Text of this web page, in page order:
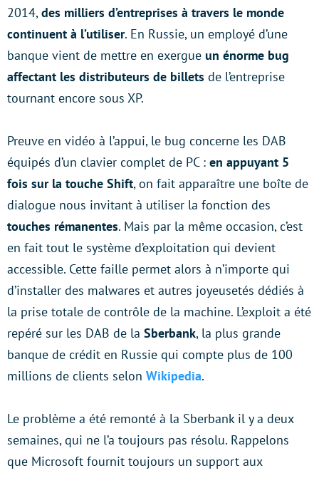
2014, des milliers d’entreprises à travers le monde
continuent à l’utiliser. En Russie, un employé d’une
banque vient de mettre en exergue un énorme bug
affectant les distributeurs de billets de l’entreprise
tournant encore sous XP.
Preuve en vidéo à l’appui, le bug concerne les DAB
équipés d’un clavier complet de PC : en appuyant 5
fois sur la touche Shift, on fait apparaître une boîte de
dialogue nous invitant à utiliser la fonction des
touches rémanentes. Mais par la même occasion, c’est
en fait tout le système d’exploitation qui devient
accessible. Cette faille permet alors à n’importe qui
d’installer des malwares et autres joyeusetés dédiés à
la prise totale de contrôle de la machine. L’exploit a été
repéré sur les DAB de la Sberbank, la plus grande
banque de crédit en Russie qui compte plus de 100
millions de clients selon Wikipedia.
Le problème a été remonté à la Sberbank il y a deux
semaines, qui ne l’a toujours pas résolu. Rappelons
que Microsoft fournit toujours un support aux